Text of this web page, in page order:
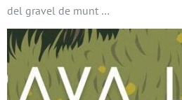
del gravel de munt …